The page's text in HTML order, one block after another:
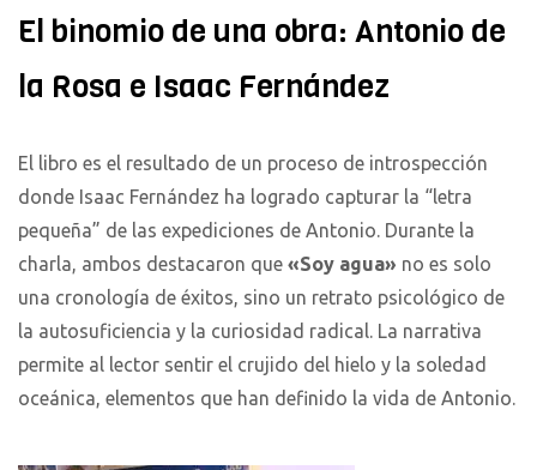
El binomio de una obra: Antonio de
la Rosa e Isaac Fernández
El libro es el resultado de un proceso de introspección
donde Isaac Fernández ha logrado capturar la “letra
pequeña” de las expediciones de Antonio. Durante la
charla, ambos destacaron que «Soy agua» no es solo
una cronología de éxitos, sino un retrato psicológico de
la autosuficiencia y la curiosidad radical. La narrativa
permite al lector sentir el crujido del hielo y la soledad
oceánica, elementos que han definido la vida de Antonio.